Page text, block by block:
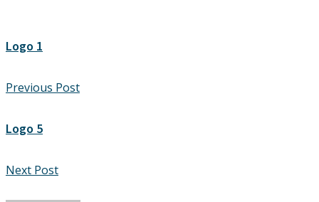
Logo 1
Previous Post
Logo 5
Next Post